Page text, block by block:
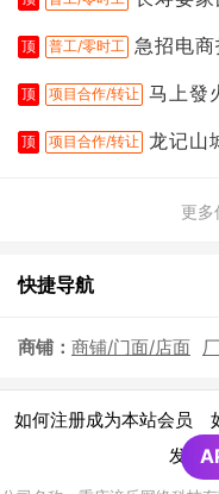
顶 普工/零时工 急招电
顶 项目合作/转让 马上發
顶 项目合作/转让 龙记山
更
快捷导航
商铺： 商铺/门面/店面
如何注册成为本站会员
发布